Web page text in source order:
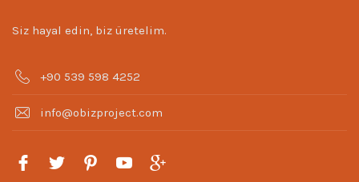
Siz hayal edin, biz üretelim.
+90 539 598 4252
info@obizproject.com